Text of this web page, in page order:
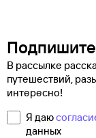
В рассылке
путешествий,
интересно!
Я даю
данных